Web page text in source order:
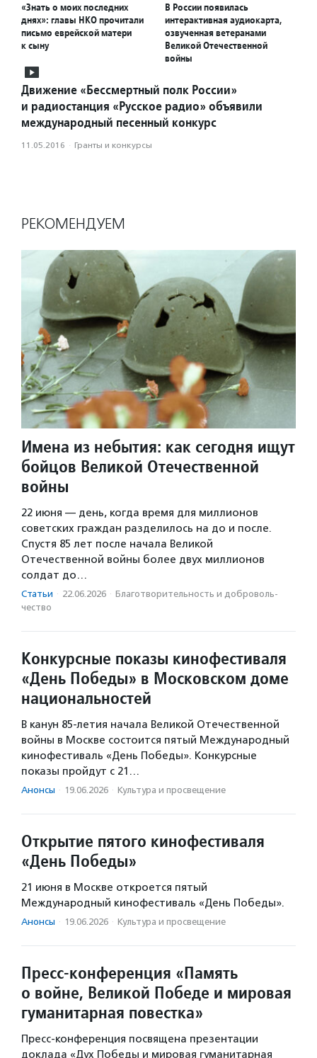
«Знать о моих последних
днях»: главы НКО прочитали
письмо еврейской матери
к сыну
В России появилась
интерактивная аудиокарта,
озвученная ветеранами
Великой Отечественной
войны
Движение «Бессмертный полк России»
и радиостанция «Русское радио» объявили
международный песенный конкурс
11.05.2016 · Гранты и конкурсы
РЕКОМЕНДУЕМ
Имена из небытия: как сегодня ищут
бойцов Великой Отечественной
войны
22 июня — день, когда время для миллионов
советских граждан разделилось на до и после.
Спустя 85 лет после начала Великой
Отечественной войны более двух миллионов
солдат до…
Статьи · 22.06.2026 · Благотвори­тель­ность и доброволь­
чест­во
Конкурсные показы кинофестиваля
«День Победы» в Московском доме
национальностей
В канун 85-летия начала Великой Отечественной
войны в Москве состоится пятый Международный
кинофестиваль «День Победы». Конкурсные
показы пройдут с 21…
Анонсы · 19.06.2026 · Культура и просвещение
Открытие пятого кинофестиваля
«День Победы»
21 июня в Москве откроется пятый
Международный кинофестиваль «День Победы».
Анонсы · 19.06.2026 · Культура и просвещение
Пресс-конференция «Память
о войне, Великой Победе и мировая
гуманитарная повестка»
Пресс-конференция посвящена презентации
доклада «Дух Победы и мировая гуманитарная